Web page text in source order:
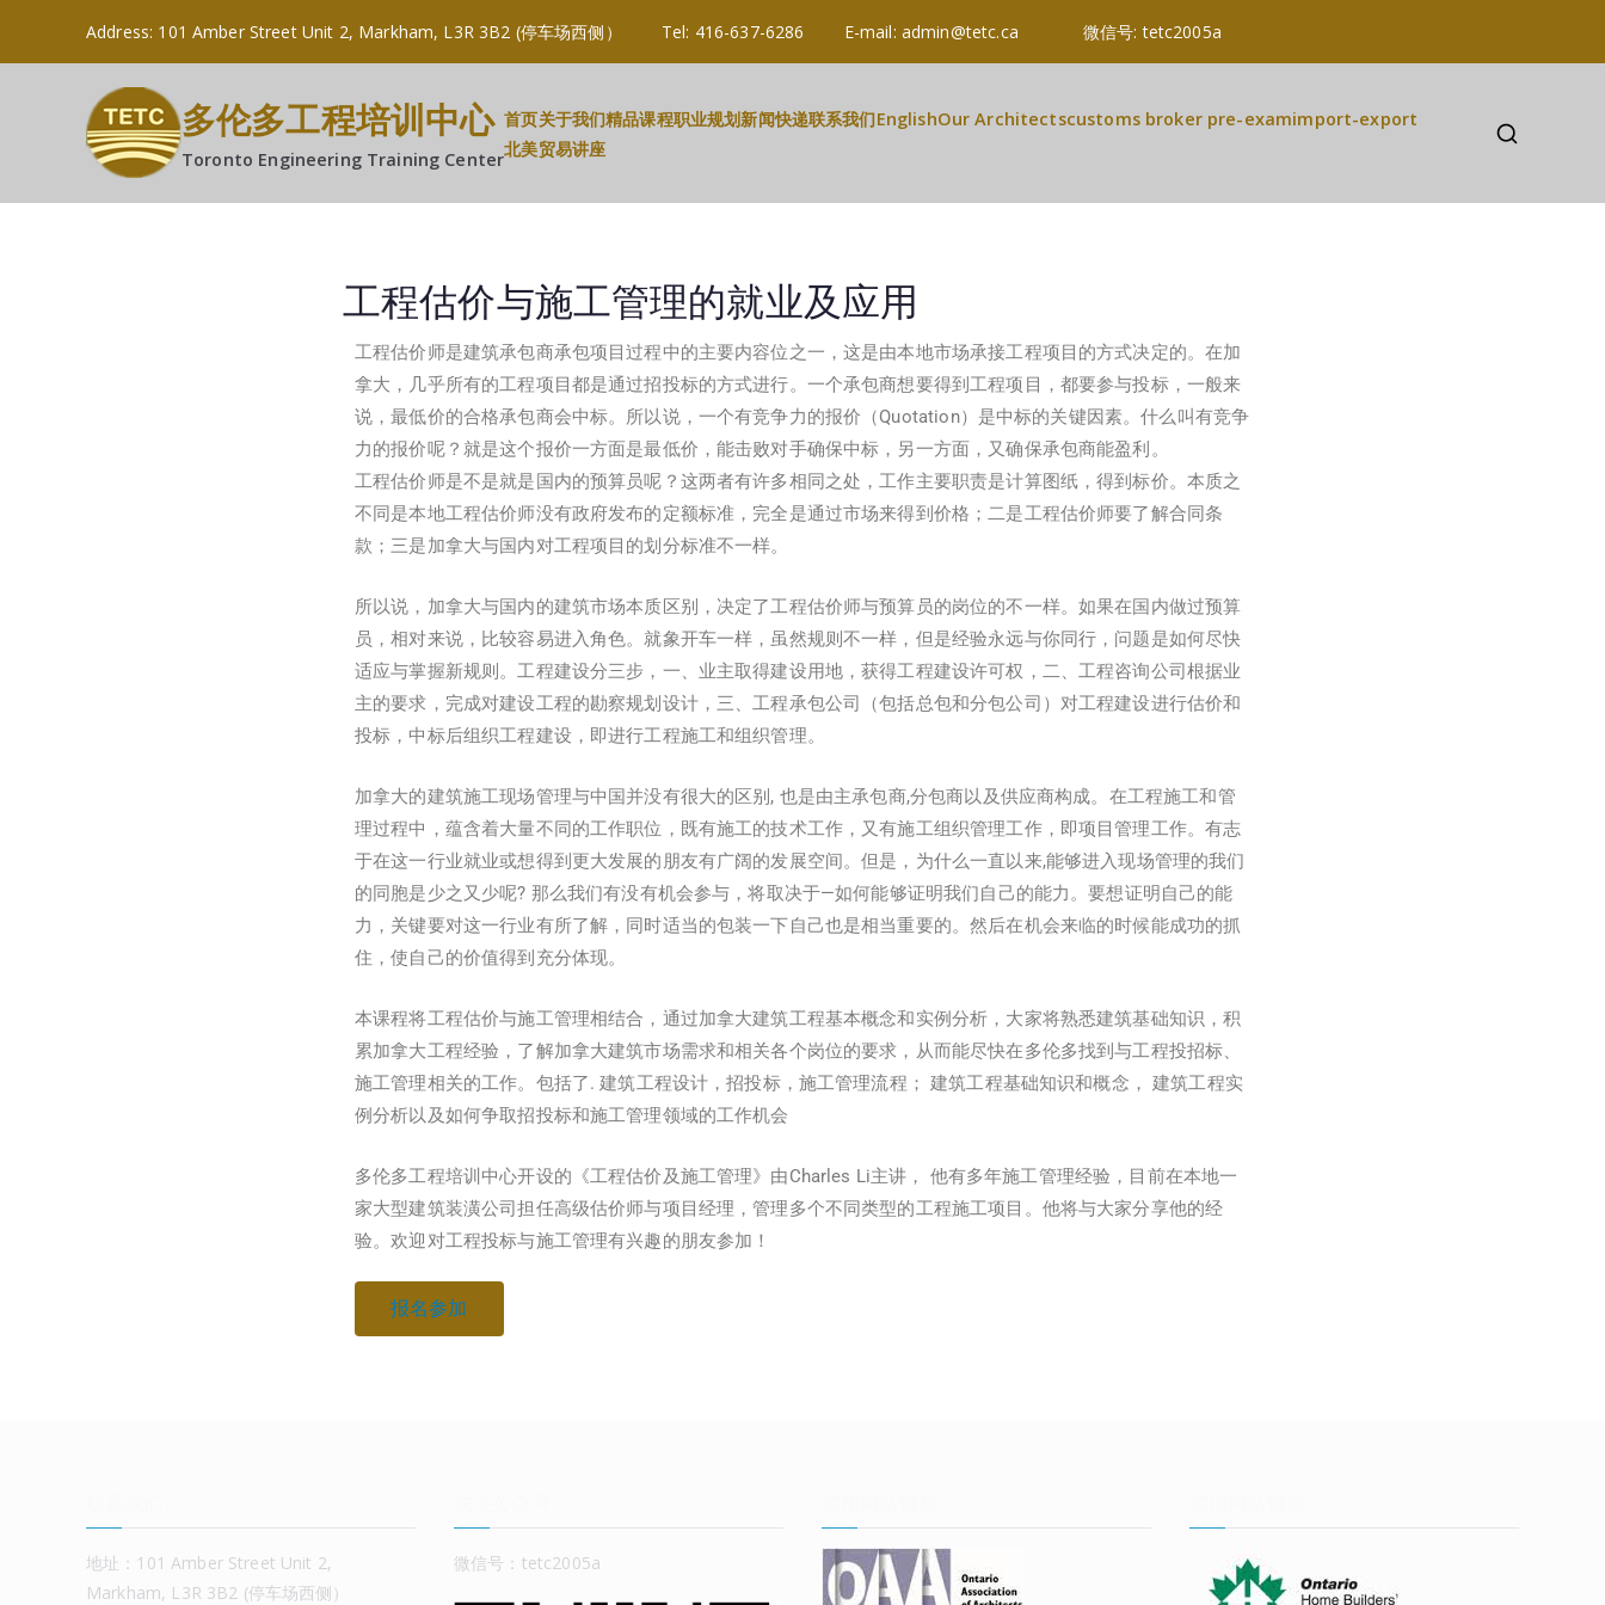
Address: 101 Amber Street Unit 2, Markham, L3R 3B2 (停车场西侧） Tel: 416-637-6286 E-mail: admin@tetc.ca 微信号: tetc2005a
多伦多工程培训中心
Toronto Engineering Training Center
首页关于我们精品课程职业规划新闻快递联系我们EnglishOur Architectscustoms broker pre-examimport-export
北美贸易讲座
工程估价与施工管理的就业及应用
工程估价师是建筑承包商承包项目过程中的主要内容位之一，这是由本地市场承接工程项目的方式决定的。在加
拿大，几乎所有的工程项目都是通过招投标的方式进行。一个承包商想要得到工程项目，都要参与投标，一般来
说，最低价的合格承包商会中标。所以说，一个有竞争力的报价（Quotation）是中标的关键因素。什么叫有竞争
力的报价呢？就是这个报价一方面是最低价，能击败对手确保中标，另一方面，又确保承包商能盈利。
工程估价师是不是就是国内的预算员呢？这两者有许多相同之处，工作主要职责是计算图纸，得到标价。本质之
不同是本地工程估价师没有政府发布的定额标准，完全是通过市场来得到价格；二是工程估价师要了解合同条
款；三是加拿大与国内对工程项目的划分标准不一样。
所以说，加拿大与国内的建筑市场本质区别，决定了工程估价师与预算员的岗位的不一样。如果在国内做过预算
员，相对来说，比较容易进入角色。就象开车一样，虽然规则不一样，但是经验永远与你同行，问题是如何尽快
适应与掌握新规则。工程建设分三步，一、业主取得建设用地，获得工程建设许可权，二、工程咨询公司根据业
主的要求，完成对建设工程的勘察规划设计，三、工程承包公司（包括总包和分包公司）对工程建设进行估价和
投标，中标后组织工程建设，即进行工程施工和组织管理。
加拿大的建筑施工现场管理与中国并没有很大的区别, 也是由主承包商,分包商以及供应商构成。在工程施工和管
理过程中，蕴含着大量不同的工作职位，既有施工的技术工作，又有施工组织管理工作，即项目管理工作。有志
于在这一行业就业或想得到更大发展的朋友有广阔的发展空间。但是，为什么一直以来,能够进入现场管理的我们
的同胞是少之又少呢? 那么我们有没有机会参与，将取决于—如何能够证明我们自己的能力。要想证明自己的能
力，关键要对这一行业有所了解，同时适当的包装一下自己也是相当重要的。然后在机会来临的时候能成功的抓
住，使自己的价值得到充分体现。
本课程将工程估价与施工管理相结合，通过加拿大建筑工程基本概念和实例分析，大家将熟悉建筑基础知识，积
累加拿大工程经验，了解加拿大建筑市场需求和相关各个岗位的要求，从而能尽快在多伦多找到与工程投招标、
施工管理相关的工作。包括了. 建筑工程设计，招投标，施工管理流程； 建筑工程基础知识和概念， 建筑工程实
例分析以及如何争取招投标和施工管理领域的工作机会
多伦多工程培训中心开设的《工程估价及施工管理》由Charles Li主讲， 他有多年施工管理经验，目前在本地一
家大型建筑装潢公司担任高级估价师与项目经理，管理多个不同类型的工程施工项目。他将与大家分享他的经
验。欢迎对工程投标与施工管理有兴趣的朋友参加！
报名参加
地址：101 Amber Street Unit 2,
Markham, L3R 3B2 (停车场西侧）
微信号：tetc2005a